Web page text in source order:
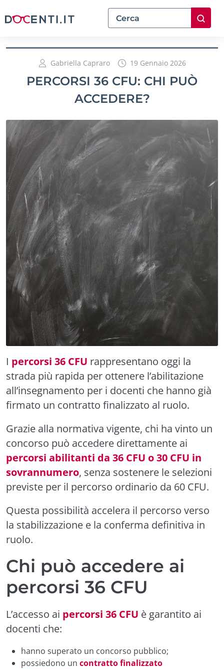
Gabriella Capraro 19 Gennaio 2026
PERCORSI 36 CFU: CHI PUÒ
ACCEDERE?
I percorsi 36 CFU rappresentano oggi la
strada più rapida per ottenere l’abilitazione
all’insegnamento per i docenti che hanno già
firmato un contratto finalizzato al ruolo.
Grazie alla normativa vigente, chi ha vinto un
concorso può accedere direttamente ai
percorsi abilitanti da 36 CFU o 30 CFU in
sovrannumero, senza sostenere le selezioni
previste per il percorso ordinario da 60 CFU.
Questa possibilità accelera il percorso verso
la stabilizzazione e la conferma definitiva in
ruolo.
Chi può accedere ai
percorsi 36 CFU
L’accesso ai percorsi 36 CFU è garantito ai
docenti che:
hanno superato un concorso pubblico;
possiedono un contratto finalizzato